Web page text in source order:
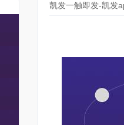
凯发一触即发-凯发